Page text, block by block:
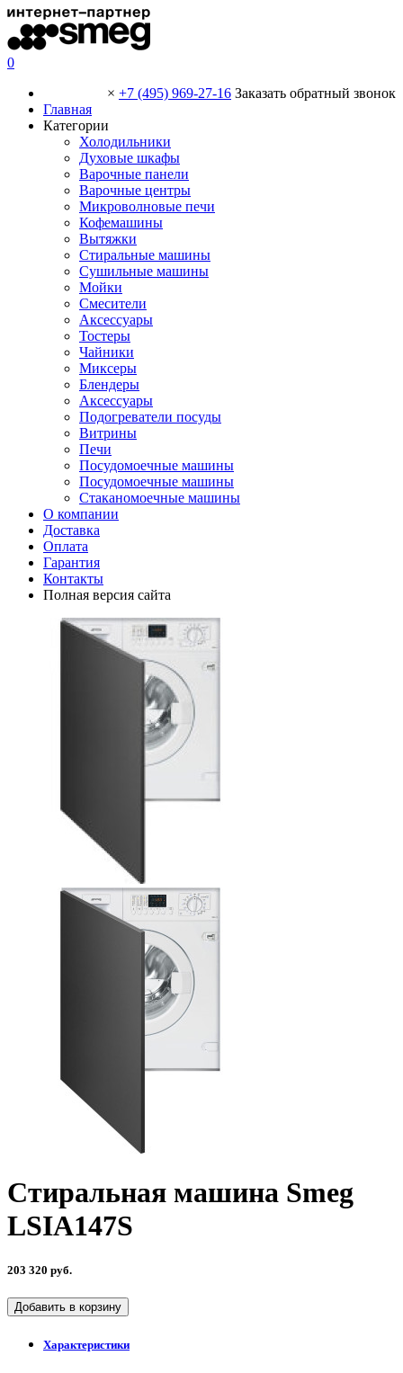
0
× +7 (495) 969-27-16 Заказать обратный звонок
Главная
Категории
Холодильники
Духовые шкафы
Варочные панели
Варочные центры
Микроволновые печи
Кофемашины
Вытяжки
Стиральные машины
Сушильные машины
Мойки
Смесители
Аксессуары
Тостеры
Чайники
Миксеры
Блендеры
Аксессуары
Подогреватели посуды
Витрины
Печи
Посудомоечные машины
Посудомоечные машины
Стаканомоечные машины
О компании
Доставка
Оплата
Гарантия
Контакты
Полная версия сайта
Стиральная машина Smeg
LSIA147S
203 320 руб.
Добавить в корзину
Характеристики